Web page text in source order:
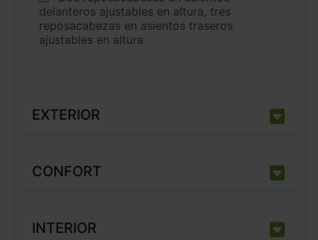
delanteros ajustables en altura, tres
reposacabezas en asientos traseros
ajustables en altura
EXTERIOR
CONFORT
INTERIOR